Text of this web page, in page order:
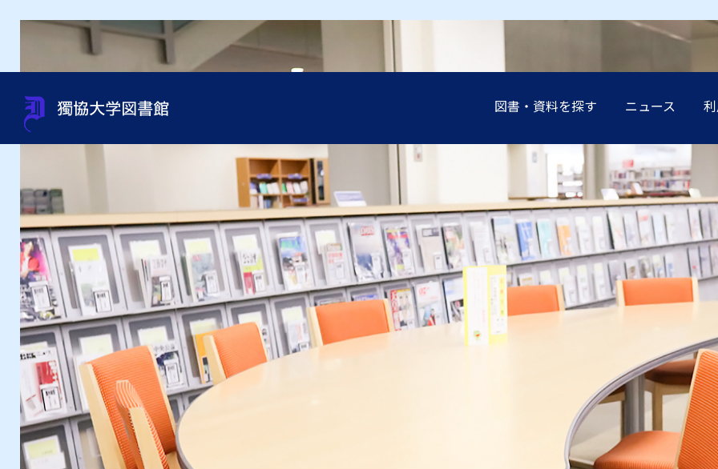
図書・資料を探す
蔵書検索（OPAC） OneSearch（まとめて検索）
オンラインジャーナルの使い
方
オンラインブック
テーマ別資料の探し方 インターネットリンク集
新聞一覧
指定書一覧
データベース一覧
受験生の
教職員の
ニュース
利用案内 図書館案内
利用資格 利用ガイド
受験生の
教職員の
サポート
資料相談（レファレンス）の
申込み
資料取寄せ（文献複写・図書
借受）
紹介状申込み（他機関の利
用）
授業・ゼミセミナー
受験生の
教職員の
貴重書・特別資料・特別コレ
クション
過去の展示
受験生の
教職員の
組織・問い合わせ先一覧 館内施設
規程集・年次報告書・各種統
計
図書館講演会
沿革
受験生の
教職員の